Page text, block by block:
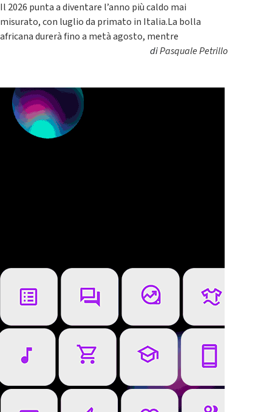
Il 2026 punta a diventare l’anno più caldo mai
misurato, con luglio da primato in Italia.La bolla
africana durerà fino a metà agosto, mentre
diPasquale Petrillo